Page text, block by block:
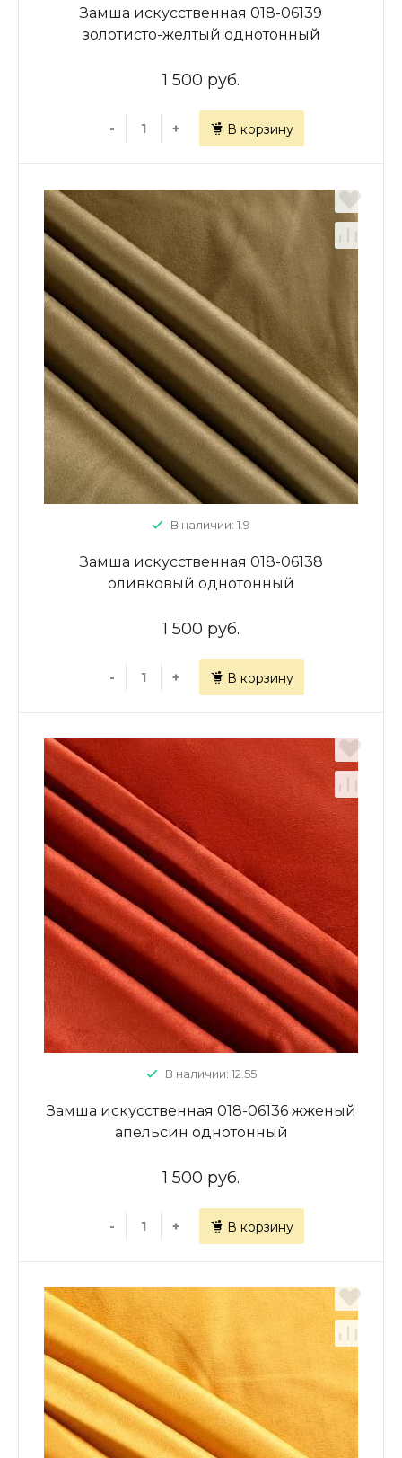
Замша искусственная 018-06139
золотисто-желтый однотонный
1 500 руб.
- + В корзину
В наличии: 1.9
Замша искусственная 018-06138
оливковый однотонный
1 500 руб.
- + В корзину
В наличии: 12.55
Замша искусственная 018-06136 жженый
апельсин однотонный
1 500 руб.
- + В корзину